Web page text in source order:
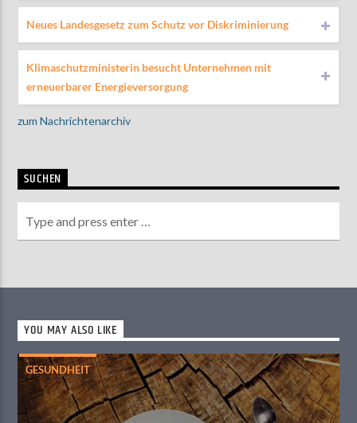
Neues Landesgesetz zum Schutz vor Diskriminierung
Klimaschutzministerin besucht Unternehmen mit
erneuerbarer Energieversorgung
zum Nachrichtenarchiv
SUCHEN
YOU MAY ALSO LIKE
GESUNDHEIT